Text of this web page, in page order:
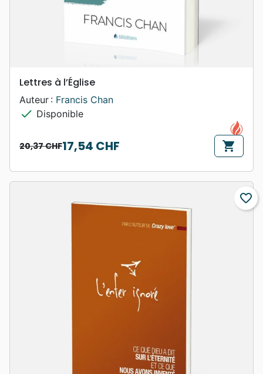
Lettres à l’Église
Auteur : Francis Chan
check Disponible
Prix de base
20,37 CHF
Prix 17,54 CHF shopping_cart
favorite_border